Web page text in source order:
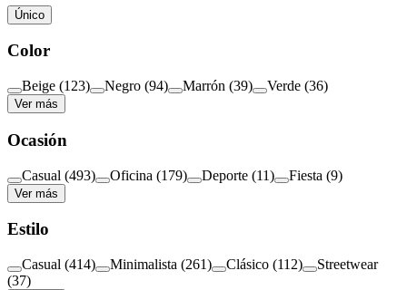
Único
Color
Beige (123) Negro (94) Marrón (39) Verde (36)
Ver más
Ocasión
Casual (493) Oficina (179) Deporte (11) Fiesta (9)
Ver más
Estilo
Casual (414) Minimalista (261) Clásico (112)
Streetwear
(37)